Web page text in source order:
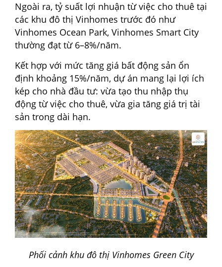
Ngoài ra, tỷ suất lợi nhuận từ việc cho thuê tại
các khu đô thị Vinhomes trước đó như
Vinhomes Ocean Park, Vinhomes Smart City
thường đạt từ 6–8%/năm.
Kết hợp với mức tăng giá bất động sản ổn
định khoảng 15%/năm, dự án mang lại lợi ích
kép cho nhà đầu tư: vừa tạo thu nhập thụ
động từ việc cho thuê, vừa gia tăng giá trị tài
sản trong dài hạn.
Phối cảnh khu đô thị Vinhomes Green City